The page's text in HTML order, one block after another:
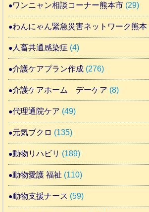
ワンニャン相談コーナー熊本市 (29)
わんにゃん緊急災害ネットワーク熊本
人畜共通感染症 (4)
介護ケアプラン作成 (276)
介護ケアホーム デーケア (8)
代理通院ケア (49)
元気ブクロ (135)
動物リハビリ (189)
動物愛護 福祉 (110)
動物支援ナース (59)